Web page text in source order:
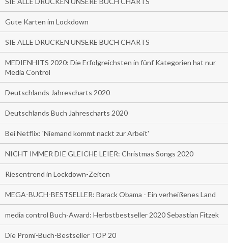
Gute Karten im Lockdown
SIE ALLE DRUCKEN UNSERE BUCH CHARTS
MEDIENHITS 2020: Die Erfolgreichsten in fünf Kategorien hat nur
Media Control
Deutschlands Jahrescharts 2020
Deutschlands Buch Jahrescharts 2020
Bei Netflix: 'Niemand kommt nackt zur Arbeit'
NICHT IMMER DIE GLEICHE LEIER: Christmas Songs 2020
Riesentrend in Lockdown-Zeiten
MEGA-BUCH-BESTSELLER: Barack Obama - Ein verheißenes Land
media control Buch-Award: Herbstbestseller 2020 Sebastian Fitzek
Die Promi-Buch-Bestseller TOP 20